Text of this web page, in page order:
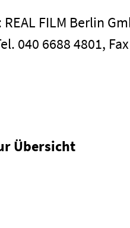
FILM Berlin
040 6688 4801,
Übersicht